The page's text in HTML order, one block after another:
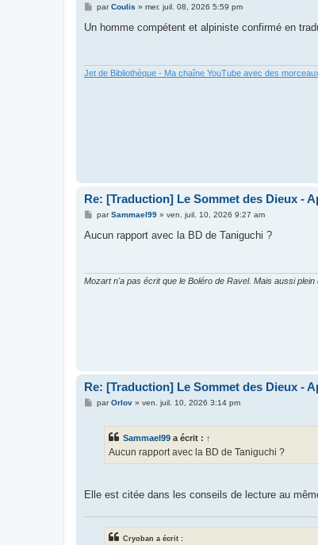
M
s
parCoulis » mer. juil. 08, 2026 5:59 pm
Un homme compétent et alpiniste confirmé en
Jet de Bibliothèque - Ma chaîne YouTube avec des
Re: [Traduction] Le Sommet des Dieux -
M
s
parSammael99» ven. juil. 10, 2026 9:27 am
Aucun rapport avec la BD de Taniguchi ?
Mozart n'a pas écrit que le Boléro de Ravel. Mais aussi
Re: [Traduction] Le Sommet des Dieux -
MparOrlov» ven. juil. 10, 2026 3:14 pm
Sammael99 a écrit : ↑
Aucun rapport avec la BD de Taniguchi ?
Elle est citée dans les conseils de lecture au
Cryoban a écrit :